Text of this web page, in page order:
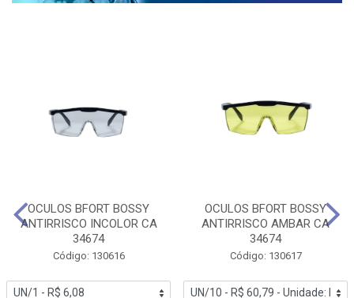
OCULOS BFORT BOSSY
ANTIRRISCO INCOLOR CA
34674
Código: 130616
OCULOS BFORT BOSSY
ANTIRRISCO AMBAR CA
34674
Código: 130617